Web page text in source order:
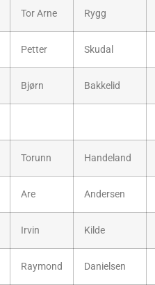
Tor Arne Rygg
Petter Skudal
Bjørn Bakkelid
Torunn Handeland
Are Andersen
Irvin Kilde
Raymond Danielsen